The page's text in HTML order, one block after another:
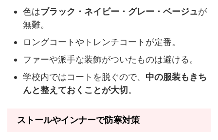
色はブラック・ネイビー・グレー・ベージュが
無難。
ロングコートやトレンチコートが定番。
ファーや派手な装飾がついたものは避ける。
学校内ではコートを脱ぐので、 中の服装もきち
んと整えておくことが大切。
ストールやインナーで防寒対策